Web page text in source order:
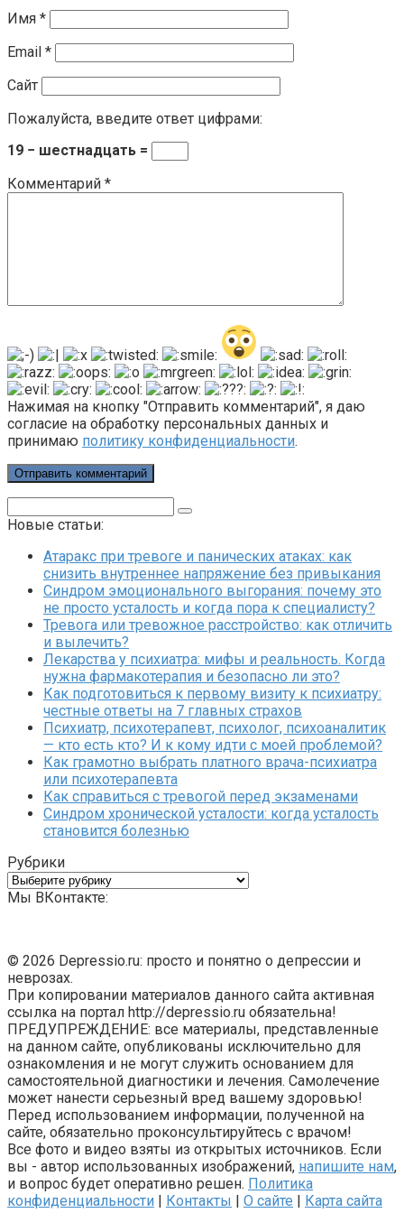
Имя *
Email *
Сайт
Пожалуйста, введите ответ цифрами:
19 − шестнадцать =
Комментарий *
Нажимая на кнопку "Отправить комментарий", я даю
согласие на обработку персональных данных и
принимаю политику конфиденциальности.
Новые статьи:
Атаракс при тревоге и панических атаках: как
снизить внутреннее напряжение без привыкания
Синдром эмоционального выгорания: почему это
не просто усталость и когда пора к специалисту?
Тревога или тревожное расстройство: как отличить
и вылечить?
Лекарства у психиатра: мифы и реальность. Когда
нужна фармакотерапия и безопасно ли это?
Как подготовиться к первому визиту к психиатру:
честные ответы на 7 главных страхов
Психиатр, психотерапевт, психолог, психоаналитик
— кто есть кто? И к кому идти с моей проблемой?
Как грамотно выбрать платного врача-психиатра
или психотерапевта
Как справиться с тревогой перед экзаменами
Синдром хронической усталости: когда усталость
становится болезнью
Рубрики
Рубрики
Мы ВКонтакте:
© 2026 Depressio.ru: просто и понятно о депрессии и
неврозах.
При копировании материалов данного сайта активная
ссылка на портал http://depressio.ru обязательна!
ПРЕДУПРЕЖДЕНИЕ: все материалы, представленные
на данном сайте, опубликованы исключительно для
ознакомления и не могут служить основанием для
самостоятельной диагностики и лечения. Самолечение
может нанести серьезный вред вашему здоровью!
Перед использованием информации, полученной на
сайте, обязательно проконсультируйтесь с врачом!
Все фото и видео взяты из открытых источников. Если
вы - автор использованных изображений, напишите нам,
и вопрос будет оперативно решен. Политика
конфиденциальности | Контакты | О сайте | Карта сайта